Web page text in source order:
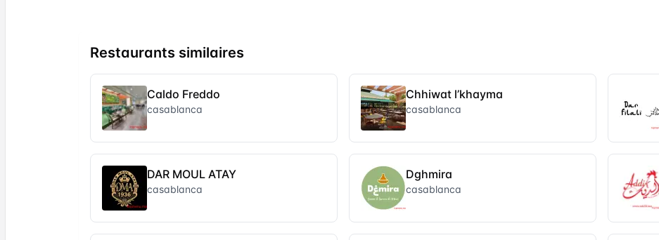
Restaurants similaires
Caldo Freddo
casablanca
Chhiwat l’khayma
casablanca
DAR MOUL ATAY
casablanca
Dghmira
casablanca